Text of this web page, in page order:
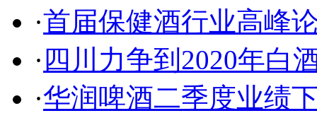
·首届保健酒行业高峰
· 四川力争到2020年白
·华润啤酒二季度业绩